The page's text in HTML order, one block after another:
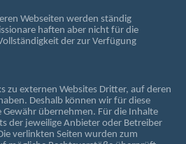
Webseiten werden ständig
haften aber nicht für die
der zur Verfügung
zu externen Websites Dritter, auf deren
Deshalb können wir für diese
übernehmen. Für die Inhalte
der jeweilige Anbieter oder Betreiber
verlinkten Seiten wurden zum